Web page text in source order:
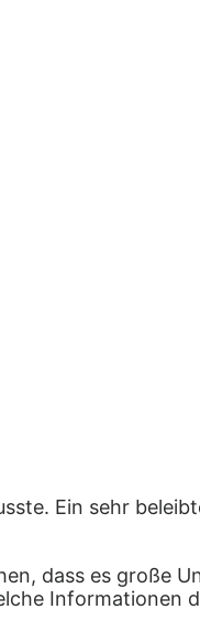
Ein sehr
dass es große
Informationen